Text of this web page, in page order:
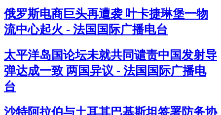
俄罗斯电商巨头再遭袭 叶卡捷琳堡一物
流中心起火 - 法国国际广播电台
太平洋岛国论坛未就共同谴责中国发射导
弹达成一致 两国异议 - 法国国际广播电
台
沙特阿拉伯与土耳其巴基斯坦签署防务协